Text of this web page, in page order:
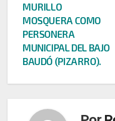
MURILLO
MOSQUERA COMO
PERSONERA
MUNICIPAL DEL BAJO
BAUDÓ (PIZARRO).